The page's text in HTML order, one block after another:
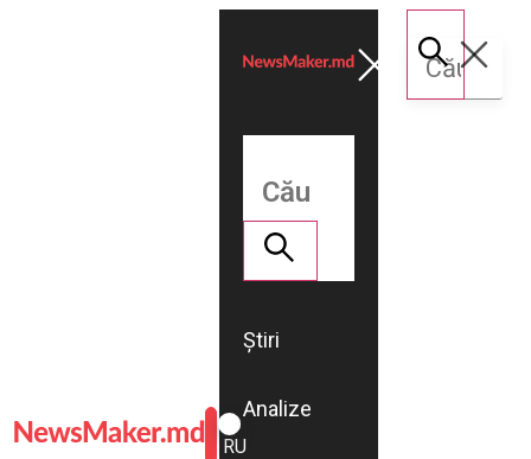
ROMÂNĂ
RU
Știri
Analize